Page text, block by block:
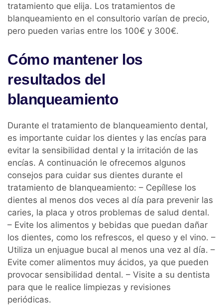
tratamiento que elija. Los tratamientos de
blanqueamiento en el consultorio varían de precio,
pero pueden varias entre los 100€ y 300€.
Cómo mantener los
resultados del
blanqueamiento
Durante el tratamiento de blanqueamiento dental,
es importante cuidar los dientes y las encías para
evitar la sensibilidad dental y la irritación de las
encías. A continuación le ofrecemos algunos
consejos para cuidar sus dientes durante el
tratamiento de blanqueamiento: – Cepíllese los
dientes al menos dos veces al día para prevenir las
caries, la placa y otros problemas de salud dental.
– Evite los alimentos y bebidas que puedan dañar
los dientes, como los refrescos, el queso y el vino. –
Utiliza un enjuague bucal al menos una vez al día. –
Evite comer alimentos muy ácidos, ya que pueden
provocar sensibilidad dental. – Visite a su dentista
para que le realice limpiezas y revisiones
periódicas.